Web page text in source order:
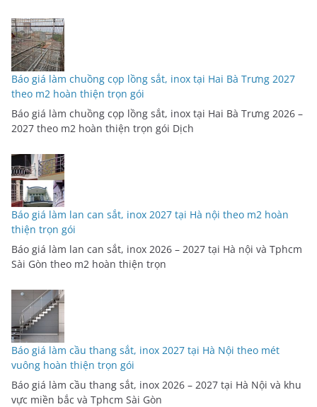
Báo giá làm chuồng cọp lồng sắt, inox tại Hai Bà Trưng 2027
theo m2 hoàn thiện trọn gói
Báo giá làm chuồng cọp lồng sắt, inox tại Hai Bà Trưng 2026 –
2027 theo m2 hoàn thiện trọn gói Dịch
Báo giá làm lan can sắt, inox 2027 tại Hà nội theo m2 hoàn
thiện trọn gói
Báo giá làm lan can sắt, inox 2026 – 2027 tại Hà nội và Tphcm
Sài Gòn theo m2 hoàn thiện trọn
Báo giá làm cầu thang sắt, inox 2027 tại Hà Nội theo mét
vuông hoàn thiện trọn gói
Báo giá làm cầu thang sắt, inox 2026 – 2027 tại Hà Nội và khu
vực miền bắc và Tphcm Sài Gòn